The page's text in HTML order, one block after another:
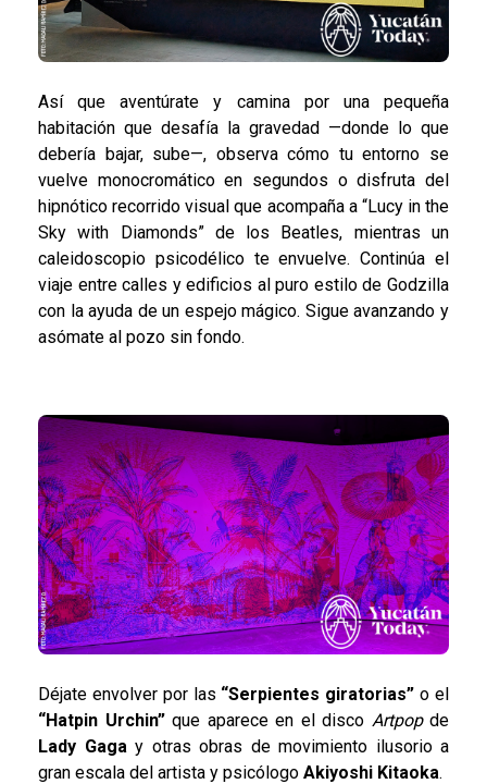
Así que aventúrate y camina por una pequeña
habitación que desafía la gravedad —donde lo que
debería bajar, sube—, observa cómo tu entorno se
vuelve monocromático en segundos o disfruta del
hipnótico recorrido visual que acompaña a “Lucy in the
Sky with Diamonds” de los Beatles, mientras un
caleidoscopio psicodélico te envuelve. Continúa el
viaje entre calles y edificios al puro estilo de Godzilla
con la ayuda de un espejo mágico. Sigue avanzando y
asómate al pozo sin fondo.
Déjate envolver por las “Serpientes giratorias” o el
“Hatpin Urchin”que aparece en el disco Artpopde
Lady Gaga y otras obras de movimiento ilusorio a
gran escala del artista y psicólogo Akiyoshi Kitaoka.